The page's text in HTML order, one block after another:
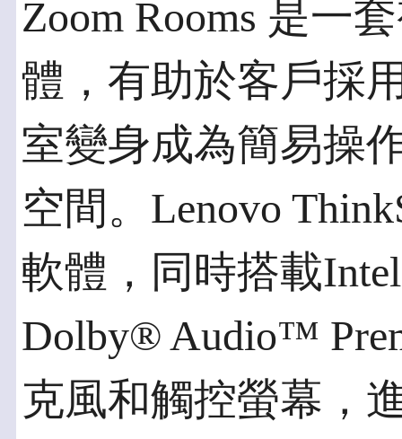
Zoom Rooms 是一
體，有助於客戶採
室變身成為簡易操
空間。Lenovo
軟體，同時搭載
Dolby® Audio™
克風和觸控螢幕，